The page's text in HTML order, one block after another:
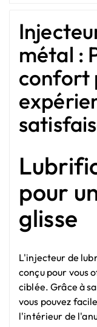
métal :
confort
pour
glisse
L'injecteur de
conçu pour vous
ciblée. Grâce à
vous pouvez
l'intérieur de